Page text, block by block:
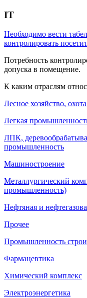
IT
Необходимо вести
контролировать
Потребность
допуска в помещение.
К каким отраслям
Лесное хозяйство,
Легкая
ЛПК,
промышленность
Машиностроение
Металлургический
промышленность)
Нефтяная и
Прочее
Промышленность
Фармацевтика
Химический комплекс
Электроэнергетика